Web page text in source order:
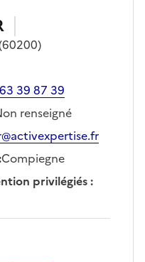
39 87 39
renseigné
Compiegne
privilégiés: